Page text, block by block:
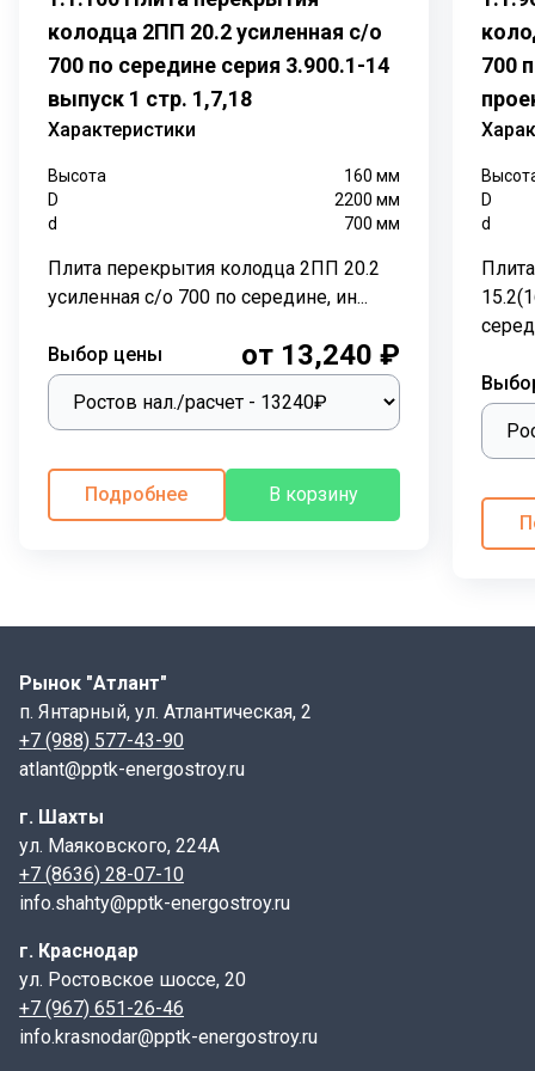
Внешний диаметр (D): 2200 мм
Внутренний диаметр (d): 1000 мм
Масса: 1130 кг
Объем бетона: 0.45 м³
Применение:
Плита перекрытия колодца2ПП 20.1применяется для
создания перекрытий в колодцах, обеспечивая защиту
от попадания воды, грязи и мусора внутрь колодца.
Также плита перекрытия предназначена для
установки чугунного или полимерного люка.
Плита перекрытия колодца2ПП 20.1изготавливается
из тяжелого бетона класса В15 и стального
воздействиям. Арматура добавляет дополнительную
Монтаж:
Плита перекрытия устанавливается на верхнюю часть
колодца. Для герметизации стыков между плитой и
кольцами стеновыми используются специальные
растворы, резиновые уплотнители или металлические
соединительные элементы.
Сопутствующие товары:
Для установки плиты перекрытия колодца
могут потребоваться дополнительные элементы,
такие как кольца стеновые, днища и люки.
колодца 2ПП 20.2 усиленная с/о
700 по середине серия 3.900.1-14
выпуск 1 стр. 1,7,18
Характеристики
Высота 160мм
D
2200мм
d
700мм
Плита перекрытия колодца 2ПП 20.2
усиленная с/о 700 по середине, ин...
Выбор цены от 13,240 ₽
Подробнее В корзину
700
D
d
Рынок "Атлант"
п. Янтарный, ул. Атлантическая, 2
+7 (988) 577-43-90
atlant@pptk-energostroy.ru
г. Шахты
ул. Маяковского, 224А
+7 (8636) 28-07-10
info.shahty@pptk-energostroy.ru
г. Краснодар
ул. Ростовское шоссе, 20
+7 (967) 651-26-46
info.krasnodar@pptk-energostroy.ru